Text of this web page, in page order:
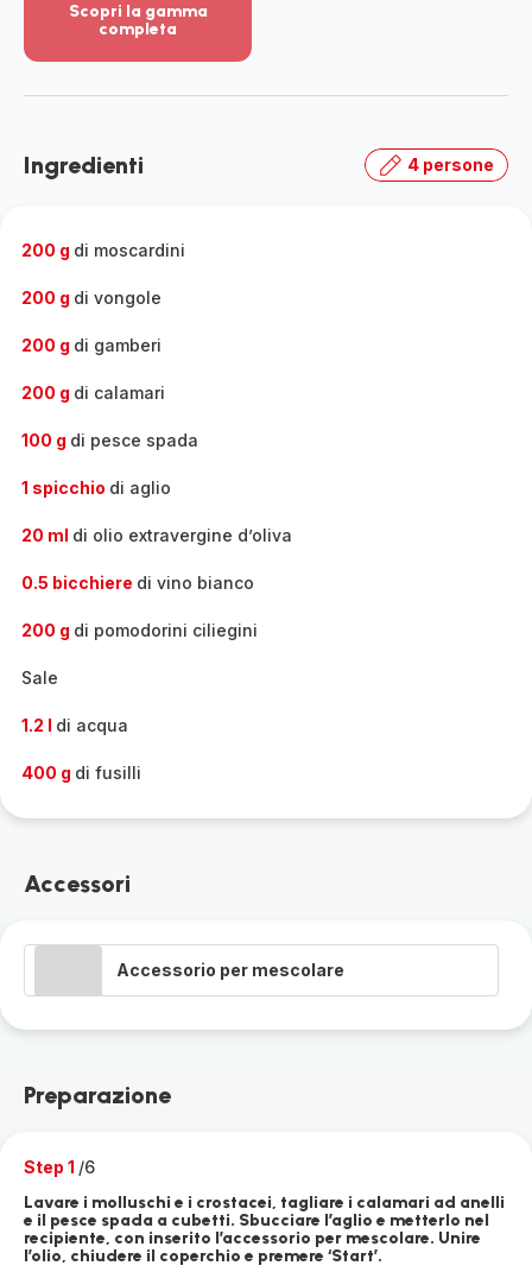
Scopri la gamma
completa
dettagli
la
Ingredienti 4 persone
200 g di moscardini
200 g di vongole
200 g di gamberi
200 g di calamari
100 g di pesce spada
1 spicchio di aglio
20 ml di olio extravergine d’oliva
0.5 bicchiere di vino bianco
200 g di pomodorini ciliegini
Sale
1.2 l di acqua
400 g di fusilli
Accessori
Accessorio per mescolare
Preparazione
Step 1 /6
Lavare i molluschi e i crostacei, tagliare i calamari ad anelli
e il pesce spada a cubetti. Sbucciare l’aglio e metterlo nel
recipiente, con inserito l’accessorio per mescolare. Unire
l’olio, chiudere il coperchio e premere ‘Start’.